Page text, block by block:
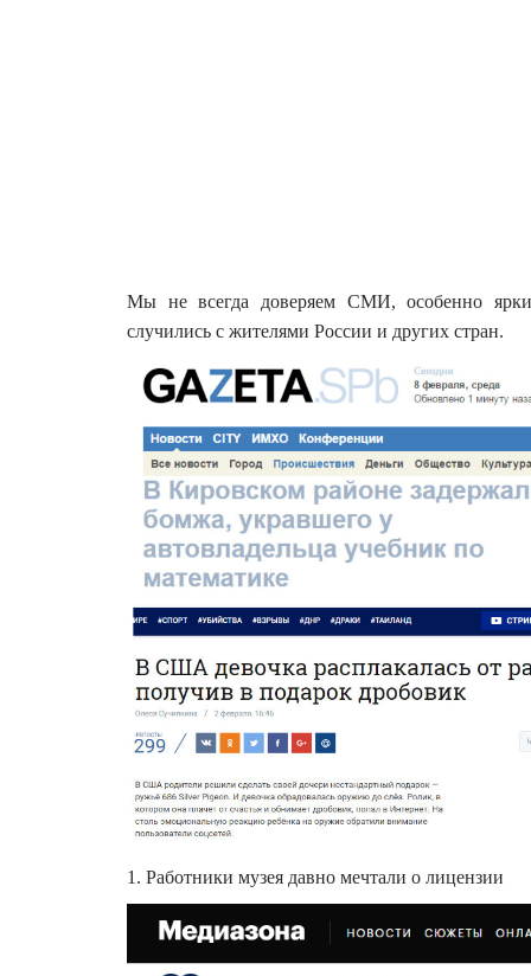
Мы не всегда доверяем СМИ, особенно
случились с жителями России и других стран.
1. Работники музея давно мечтали о лицензии